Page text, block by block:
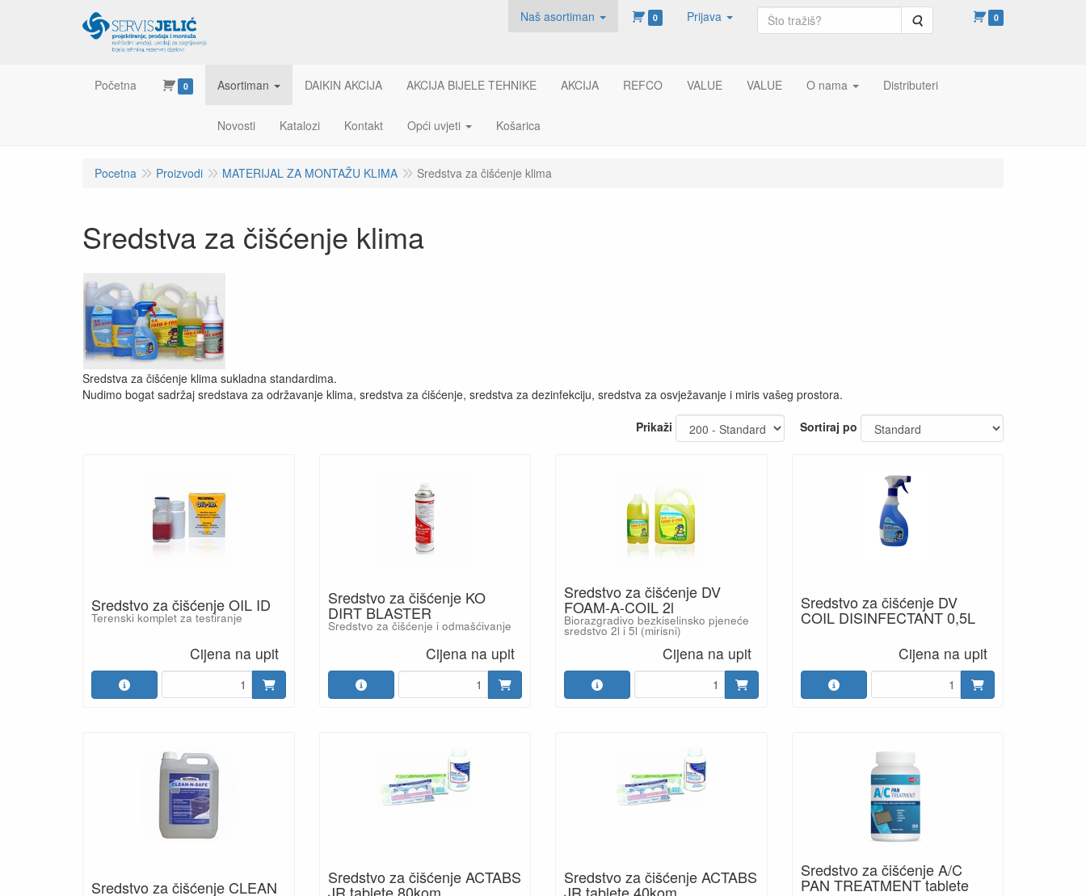
Naš asortiman 0 Prijava Pretraga 0
Početna 0 Asortiman DAIKIN AKCIJA AKCIJA BIJELE TEHNIKE AKCIJA REFCO VALUE VALUE O nama Distributeri
Novosti Katalozi Kontakt Opći uvjeti Košarica
Pocetna Proizvodi MATERIJAL ZA MONTAŽU KLIMA Sredstva za čišćenje klima
Sredstva za čišćenje klima
Sredstva za čišćenje klima sukladna standardima.
Nudimo bogat sadržaj sredstava za održavanje klima, sredstva za ćišćenje, sredstva za dezinfekciju, sredstva za osvježavanje i miris vašeg prostora.
Prikaži
Sortiraj po
Sredstvo za čišćenje OIL ID
Terenski komplet za testiranje
Cijena na upit
Sredstvo za čišćenje KO
DIRT BLASTER
Sredstvo za čišćenje i odmašćivanje
Cijena na upit
Sredstvo za čišćenje DV
FOAM-A-COIL 2l
Biorazgradivo bezkiselinsko pjeneće
sredstvo 2l i 5l (mirisni)
Cijena na upit
Sredstvo za čišćenje DV
COIL DISINFECTANT 0,5L
Cijena na upit
Sredstvo za čišćenje CLEAN Sredstvo za čišćenje ACTABS Sredstvo za čišćenje ACTABS Sredstvo za čišćenje A/C
PAN TREATMENT tablete